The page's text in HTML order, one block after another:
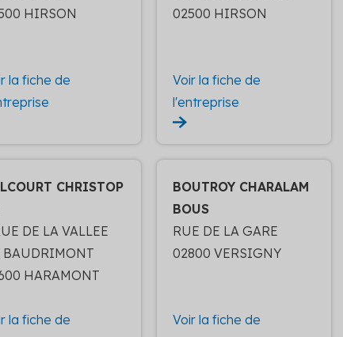
HIRSON
la fiche de
02500 HIRSON
Voir la fiche de
l'entreprise
CHRISTOP
DE LA VALLEE
BAUDRIMONT
HARAMONT
la fiche de
BOUTROY CHARALAM
BOUS
RUE DE LA GARE
02800 VERSIGNY
Voir la fiche de